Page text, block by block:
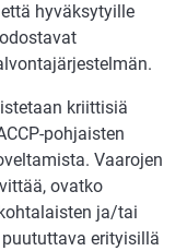
hyväksytyille
kriittisiä
pohjaisten
Vaarojen
ovatko
ja/tai
erityisillä